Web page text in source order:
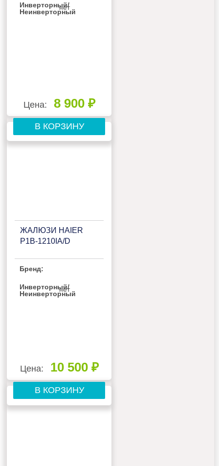
Инверторный/
Неинверторный
нет
Цена: 8 900 ₽
В КОРЗИНУ
ЖАЛЮЗИ HAIER
P1B-1210IA/D
Бренд:
Инверторный/
Неинверторный
нет
Цена: 10 500 ₽
В КОРЗИНУ